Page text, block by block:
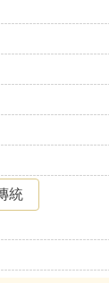
統
及四時五行宜忌
及其作用
及行運得失
得失
得失
得失
得失